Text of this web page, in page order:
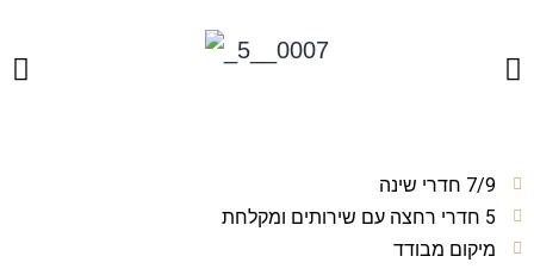
7/9 חדרי שינה
5 חדרי רחצה עם שירותים ומקלחת
מיקום מבודד